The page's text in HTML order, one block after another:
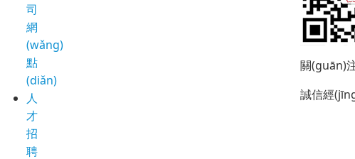
司
網
(wǎng)
點
(diǎn)
人
才
招
聘
關(guān)
誠信經